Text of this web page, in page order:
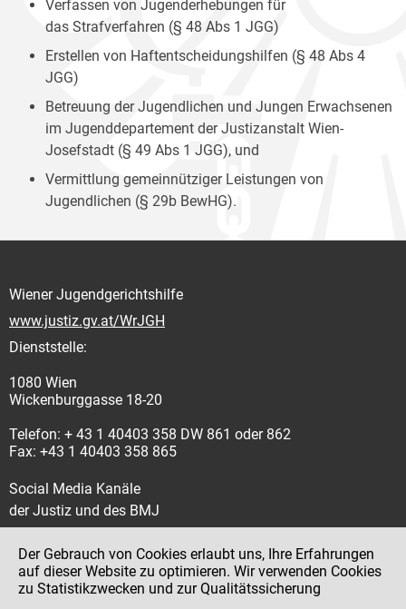
Verfassen von Jugenderhebungen für
das Strafverfahren (§ 48 Abs 1 JGG)
Erstellen von Haftentscheidungshilfen (§ 48 Abs 4
JGG)
Betreuung der Jugendlichen und Jungen Erwachsenen
im Jugenddepartement der Justizanstalt Wien-
Josefstadt (§ 49 Abs 1 JGG), und
Vermittlung gemeinnütziger Leistungen von
Jugendlichen (§ 29b BewHG).
Wiener Jugendgerichtshilfe
www.justiz.gv.at/WrJGH
Dienststelle:
1080 Wien
Wickenburggasse 18-20
Telefon: + 43 1 40403 358 DW 861 oder 862
Fax: +43 1 40403 358 865
Social Media Kanäle
der Justiz und des BMJ
Impressum
Der Gebrauch von Cookies erlaubt uns, Ihre Erfahrungen
auf dieser Website zu optimieren. Wir verwenden Cookies
zu Statistikzwecken und zur Qualitätssicherung